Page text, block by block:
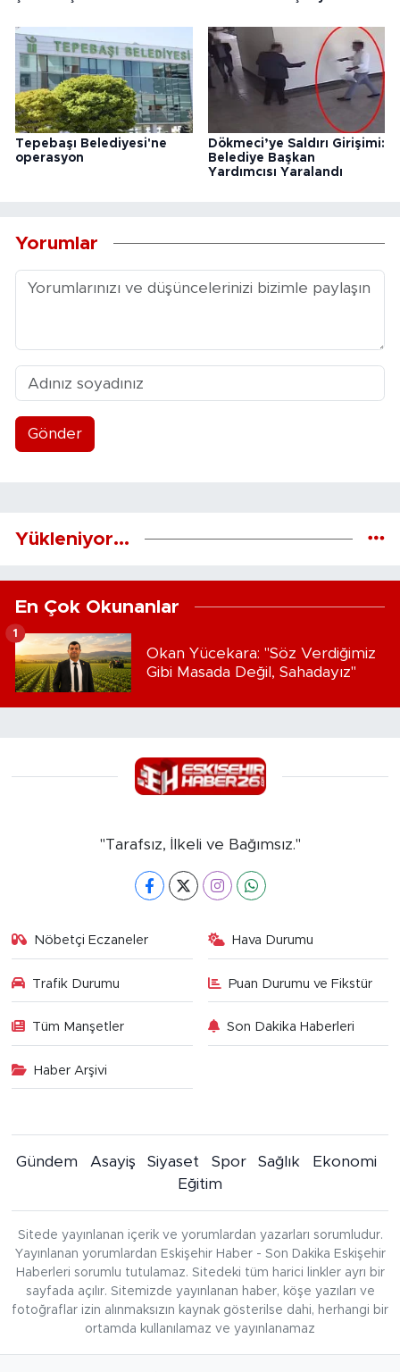
Tepebaşı Belediyesi'ne
operasyon
Dökmeci’ye Saldırı Girişimi:
Belediye Başkan
Yardımcısı Yaralandı
Yorumlar
Gönder
Yükleniyor...
En Çok Okunanlar
Okan Yücekara: "Söz Verdiğimiz
Gibi Masada Değil, Sahadayız"
1
"Tarafsız, İlkeli ve Bağımsız."
Nöbetçi Eczaneler Hava Durumu
Trafik Durumu Puan Durumu ve Fikstür
Tüm Manşetler Son Dakika Haberleri
Haber Arşivi
Gündem Asayiş Siyaset Spor Sağlık
Ekonomi
Eğitim
Sitede yayınlanan içerik ve yorumlardan yazarları sorumludur.
Yayınlanan yorumlardan Eskişehir Haber - Son Dakika Eskişehir
Haberleri sorumlu tutulamaz. Sitedeki tüm harici linkler ayrı bir
sayfada açılır. Sitemizde yayınlanan haber, köşe yazıları ve
fotoğraflar izin alınmaksızın kaynak gösterilse dahi, herhangi bir
ortamda kullanılamaz ve yayınlanamaz